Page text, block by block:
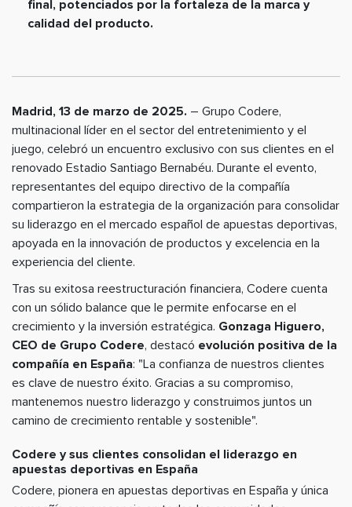
final, potenciados por la fortaleza de la marca y
calidad del producto.
Madrid, 13 de marzo de 2025. – Grupo Codere,
multinacional líder en el sector del entretenimiento y el
juego, celebró un encuentro exclusivo con sus clientes en el
renovado Estadio Santiago Bernabéu. Durante el evento,
representantes del equipo directivo de la compañía
compartieron la estrategia de la organización para consolidar
su liderazgo en el mercado español de apuestas deportivas,
apoyada en la innovación de productos y excelencia en la
experiencia del cliente.
Tras su exitosa reestructuración financiera, Codere cuenta
con un sólido balance que le permite enfocarse en el
crecimiento y la inversión estratégica. Gonzaga Higuero,
CEO de Grupo Codere, destacó evolución positiva de la
compañía en España: "La confianza de nuestros clientes
es clave de nuestro éxito. Gracias a su compromiso,
mantenemos nuestro liderazgo y construimos juntos un
camino de crecimiento rentable y sostenible".
Codere y sus clientes consolidan el liderazgo en
apuestas deportivas en España
Codere, pionera en apuestas deportivas en España y única